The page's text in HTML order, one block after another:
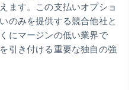
ます。この支払いオプショ
のみを提供する競合他社と
にマージンの低い業界で
引き付ける重要な独自の強